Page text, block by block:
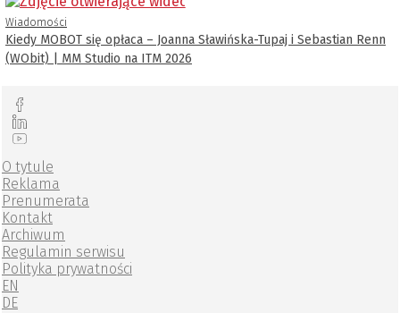
Wiadomości
Kiedy MOBOT się opłaca – Joanna Sławińska-Tupaj i Sebastian Renn
(WObit) | MM Studio na ITM 2026
O tytule
Reklama
Prenumerata
Kontakt
Archiwum
Regulamin serwisu
Polityka prywatności
EN
DE